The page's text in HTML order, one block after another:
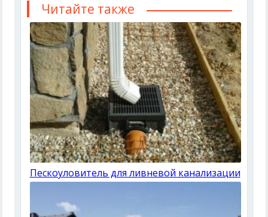
Читайте также
Пескоуловитель для ливневой канализации